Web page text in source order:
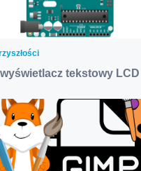
tekstowy LCD